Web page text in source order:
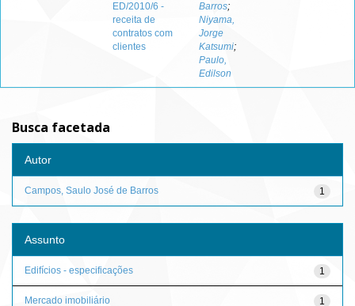
ED/2010/6 -
receita de
contratos com
clientes
Barros;
Niyama,
Jorge
Katsumi;
Paulo,
Edilson
Busca facetada
Autor
1
Campos, Saulo José de Barros
Assunto
1
Edifícios - especificações
1
Mercado imobiliário